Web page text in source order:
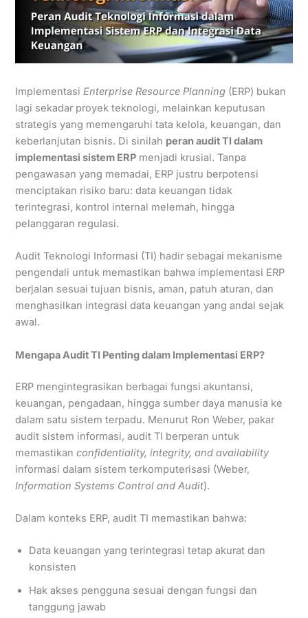
ImplementasiEnterprise Resource Planning (ERP) bukan
lagi sekadar proyek teknologi, melainkan keputusan
strategis yang memengaruhi tata kelola, keuangan, dan
keberlanjutan bisnis. Di sinilah peran audit TI dalam
implementasi sistem ERP menjadi krusial. Tanpa
pengawasan yang memadai, ERP justru berpotensi
menciptakan risiko baru: data keuangan tidak
terintegrasi, kontrol internal melemah, hingga
pelanggaran regulasi.
Audit Teknologi Informasi (TI) hadir sebagai mekanisme
pengendali untuk memastikan bahwa implementasi ERP
berjalan sesuai tujuan bisnis, aman, patuh aturan, dan
menghasilkan integrasi data keuangan yang andal sejak
awal.
Mengapa Audit TI Penting dalam Implementasi ERP?
ERP mengintegrasikan berbagai fungsi akuntansi,
keuangan, pengadaan, hingga sumber daya manusia ke
dalam satu sistem terpadu. Menurut Ron Weber, pakar
audit sistem informasi, audit TI berperan untuk
memastikanconfidentiality, integrity, and availability
informasi dalam sistem terkomputerisasi (Weber,
Information Systems Control and Audit).
Dalam konteks ERP, audit TI memastikan bahwa:
Data keuangan yang terintegrasi tetap akurat dan
konsisten
Hak akses pengguna sesuai dengan fungsi dan
tanggung jawab